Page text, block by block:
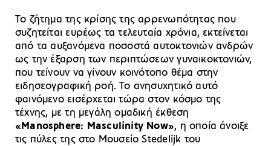
Το ζήτημα της κρίσης της αρρενωπότητας που
συζητείται ευρέως τα τελευταία χρόνια, εκτείνεται
από τα αυξανόμενα ποσοστά αυτοκτονιών ανδρών
ως την έξαρση των περιπτώσεων γυναικοκτονιών,
που τείνουν να γίνουν κοινότοπο θέμα στην
ειδησεογραφική ροή. Το ανησυχητικό αυτό
φαινόμενο εισέρχεται τώρα στον κόσμο της
τέχνης, με τη μεγάλη ομαδική έκθεση
«Manosphere: Masculinity Now», η οποία άνοιξε
τις πύλες της στο Μουσείο Stedelijk του